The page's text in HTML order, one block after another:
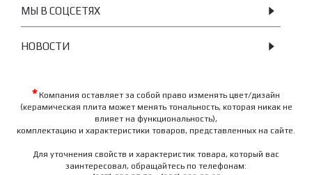
МЫ В СОЦСЕТЯХ
НОВОСТИ
* Компания оставляет за собой право изменять цвет/дизайн
(керамическая плита может менять тональность, которая никак не
влияет на функциональность),
комплектацию и характеристики товаров, представленных на сайте.
Для уточнения свойств и характеристик товара, который вас
заинтересовал, обращайтесь по телефонам: